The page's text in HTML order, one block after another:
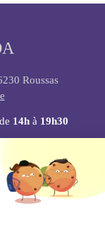
Roussas
14hà 19h30
et soins